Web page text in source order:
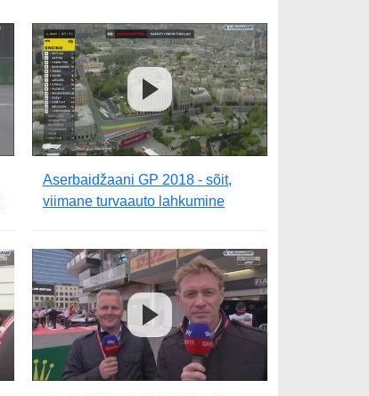
Aserbaidžaani GP 2018 - sõit,
viimane turvaauto lahkumine